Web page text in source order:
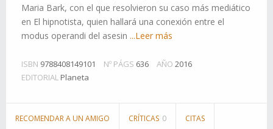
Maria Bark, con el que resolvieron su caso más mediático
en El hipnotista, quien hallará una conexión entre el
modus operandi del asesin ...Leer más
ISBN 9788408149101 Nº PÁGS 636 AÑO 2016
EDITORIAL Planeta
RECOMENDAR A UN AMIGO CRÍTICAS 0 CITAS